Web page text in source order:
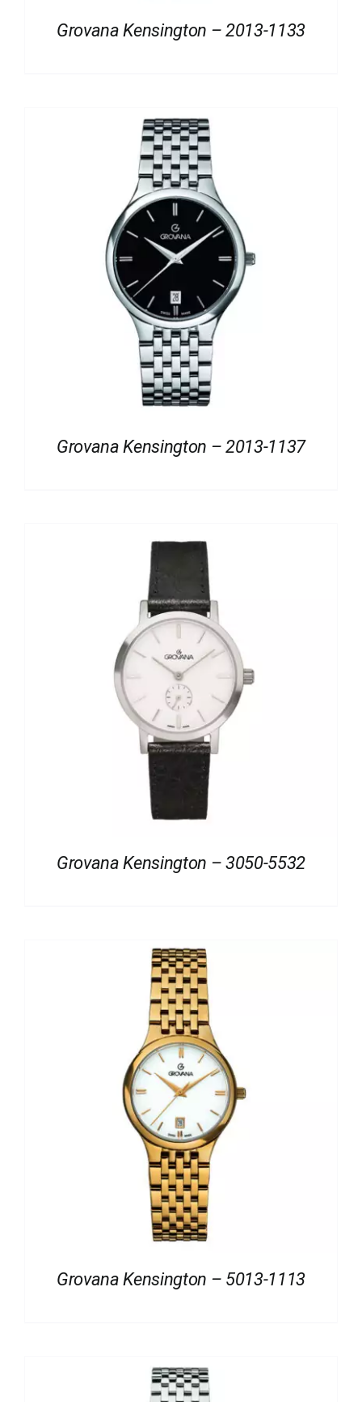
Grovana Kensington – 2013-1133
Grovana Kensington – 2013-1137
Grovana Kensington – 3050-5532
Grovana Kensington – 5013-1113